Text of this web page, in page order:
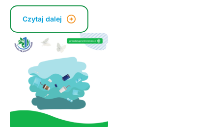
Czytaj dalej